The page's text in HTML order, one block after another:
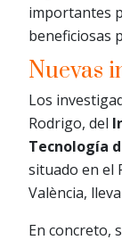
importantes
beneficiosas
Nuevas
Los
Rodrigo, del
Tecnología
situado en el
València,
En concreto,